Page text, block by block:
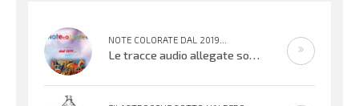
NOTE COLORATE DAL 2019...